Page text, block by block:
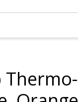
Thermo-